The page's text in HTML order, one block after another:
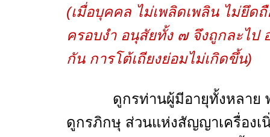
(เมื่อบุคคล ไม่เพลิดเพลิน ไม่ยึด
ครอบงำ อนุสัยทั้ง ๗ จึงถูกละไป
กัน การโต้เถียงย่อมไม่เกิดขึ้น)
ดูกรท่านผู้มีอายุทั้งหลาย พร
ดูกรภิกษุ ส่วนแห่งสัญญาเครื่องเ